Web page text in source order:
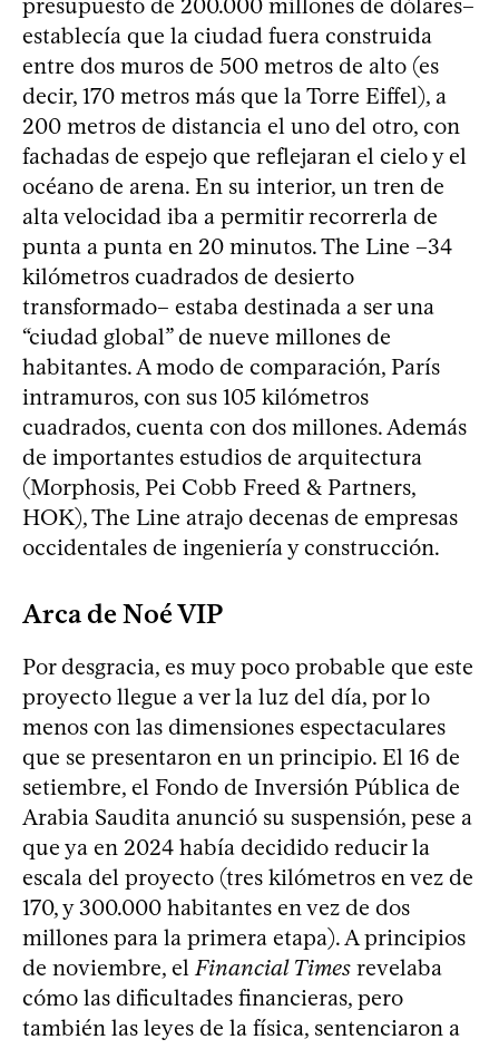
presupuesto de 200.000 millones de dólares–
establecía que la ciudad fuera construida
entre dos muros de 500 metros de alto (es
decir, 170 metros más que la Torre Eiffel), a
200 metros de distancia el uno del otro, con
fachadas de espejo que reflejaran el cielo y el
océano de arena. En su interior, un tren de
alta velocidad iba a permitir recorrerla de
punta a punta en 20 minutos. The Line –34
kilómetros cuadrados de desierto
transformado– estaba destinada a ser una
“ciudad global” de nueve millones de
habitantes. A modo de comparación, París
intramuros, con sus 105 kilómetros
cuadrados, cuenta con dos millones. Además
de importantes estudios de arquitectura
(Morphosis, Pei Cobb Freed & Partners,
HOK), The Line atrajo decenas de empresas
occidentales de ingeniería y construcción.
Arca de Noé VIP
Por desgracia, es muy poco probable que este
proyecto llegue a ver la luz del día, por lo
menos con las dimensiones espectaculares
que se presentaron en un principio. El 16 de
setiembre, el Fondo de Inversión Pública de
Arabia Saudita anunció su suspensión, pese a
que ya en 2024 había decidido reducir la
escala del proyecto (tres kilómetros en vez de
170, y 300.000 habitantes en vez de dos
millones para la primera etapa). A principios
de noviembre, elFinancial Times revelaba
cómo las dificultades financieras, pero
también las leyes de la física, sentenciaron a